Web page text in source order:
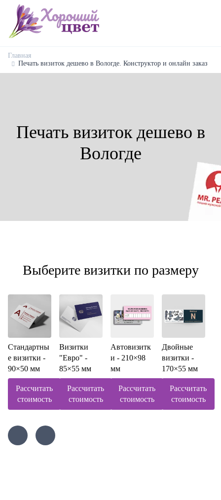
Главная
Печать визиток дешево в Вологде. Конструктор и онлайн заказ
Печать визиток дешево в
Вологде
Выберите визитки по размеру
Стандартны
е визитки -
90×50 мм
Рассчитать
стоимость
Визитки
"Евро" -
85×55 мм
Рассчитать
стоимость
Автовизитк
и - 210×98
мм
Рассчитать
стоимость
Двойные
визитки -
170×55 мм
Рассчитать
стоимость